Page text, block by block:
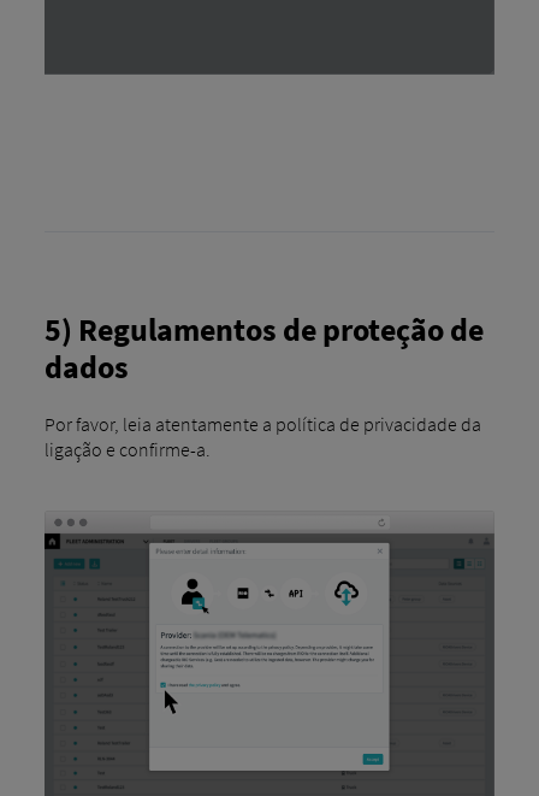
5) Regulamentos de proteção de
dados
Por favor, leia atentamente a política de privacidade da
ligação e confirme-a.